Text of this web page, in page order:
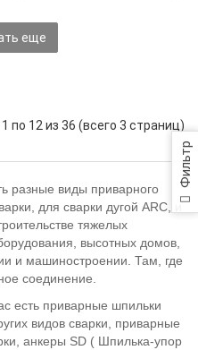
Фильтр
еще
по 12 из 36 (всего 3 страниц)
разные виды приварного
для сварки дугой ARC, и
тяжелых
высотных домов,
и машиностроении. Там, где
соединение.
есть приварные шпильки
видов сварки, приварные
анкеры SD ( Шпилька-упор